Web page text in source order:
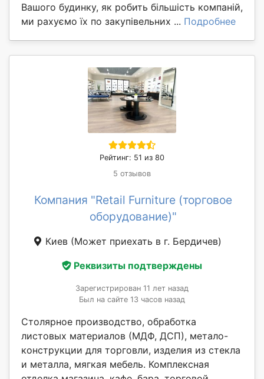
Вашого будинку, як робить більшість компаній,
ми рахуємо їх по закупівельних ... Подробнее
Рейтинг: 51 из 80
5 отзывов
Компания "Retail Furniture (торговое
оборудование)"
Киев (Может приехать в г. Бердичев)
Реквизиты подтверждены
Зарегистрирован 11 лет назад
Был на сайте 13 часов назад
Столярное производство, обработка
листовых материалов (МДФ, ДСП), метало-
конструкции для торговли, изделия из стекла
и металла, мягкая мебель. Комплексная